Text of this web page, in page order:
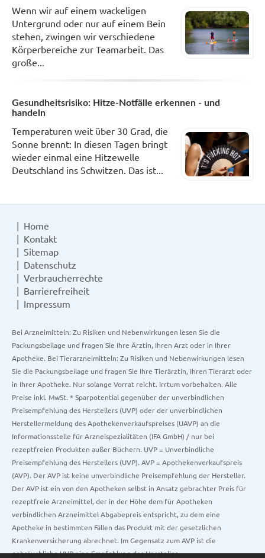
Wenn wir auf einem wackeligen
Untergrund oder nur auf einem Bein
stehen, zwingen wir verschiedene
Körperbereiche zur Teamarbeit. Das
große...
Gesundheitsrisiko: Hitze-Notfälle erkennen - und
handeln
Temperaturen weit über 30 Grad, die
Sonne brennt: In diesen Tagen bringt
wieder einmal eine Hitzewelle
Deutschland ins Schwitzen. Das ist...
Home
Kontakt
Sitemap
Datenschutz
Verbraucherrechte
Barrierefreiheit
Impressum
Bei Arzneimitteln: Zu Risiken und Nebenwirkungen lesen Sie die
Packungsbeilage und fragen Sie Ihre Ärztin, Ihren Arzt oder in Ihrer
Apotheke. Bei Tierarzneimitteln: Zu Risiken und Nebenwirkungen lesen
Sie die Packungsbeilage und fragen Sie Ihre Tierärztin, Ihren Tierarzt oder
in Ihrer Apotheke. Nur solange Vorrat reicht. Irrtum vorbehalten. Alle
Preise inkl. MwSt. * Sparpotential gegenüber der unverbindlichen
Preisempfehlung des Herstellers (UVP) oder der unverbindlichen
Herstellermeldung des Apothekenverkaufspreises (UAVP) an die
Informationsstelle für Arzneispezialitäten (IFA GmbH) / nur bei
rezeptfreien Produkten außer Büchern. UVP = Unverbindliche
Preisempfehlung des Herstellers (UVP). AVP = Apothekenverkaufspreis
(AVP). Der AVP ist keine unverbindliche Preisempfehlung der Hersteller.
Der AVP ist ein von den Apotheken selbst in Ansatz gebrachter Preis für
rezeptfreie Arzneimittel, der in der Höhe dem für Apotheken
verbindlichen Arzneimittel Abgabepreis entspricht, zu dem eine
Apotheke in bestimmten Fällen das Produkt mit der gesetzlichen
Krankenversicherung abrechnet. Im Gegensatz zum AVP ist die
gebräuchliche UVP eine Empfehlung der Hersteller.